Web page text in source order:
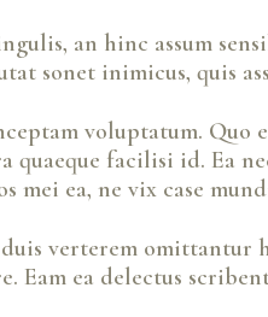
an hinc assum
sonet inimicus, quis
voluptatum. Quo
facilisi id. Ea
mei ea, ne vix case
verterem omittantur
Eam ea delectus